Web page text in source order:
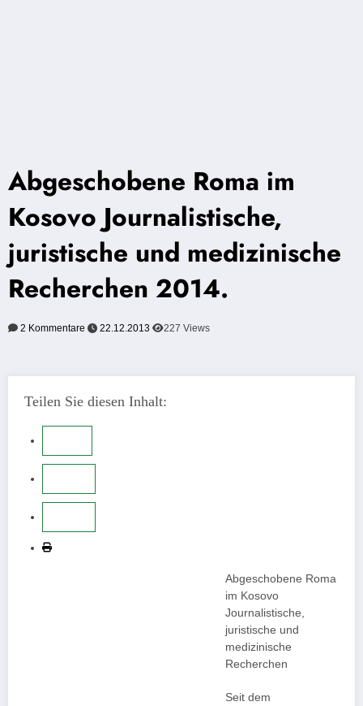
Abgeschobene Roma im
Kosovo Journalistische,
juristische und medizinische
Recherchen 2014.
2 Kommentare 22.12.2013 227 Views
Teilen Sie diesen Inhalt:
Abgeschobene Roma
im Kosovo
Journalistische,
juristische und
medizinische
Recherchen
Seit dem